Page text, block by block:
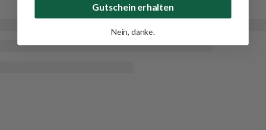
Gutschein erhalten
Nein, danke.